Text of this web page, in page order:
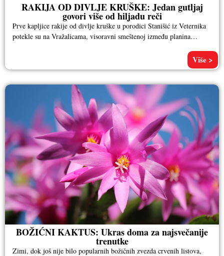
RAKIJA OD DIVLJE KRUŠKE: Jedan gutljaj
govori više od hiljadu reči
Prve kapljice rakije od divlje kruške u porodici Stanišić iz Veternika
potekle su na Vražalicama, visoravni smeštenoj između planina
Više >
BOŽIĆNI KAKTUS: Ukras doma za najsvečanije
trenutke
Zimi, dok još nije bilo popularnih božičnih zvezda crvenih listova,